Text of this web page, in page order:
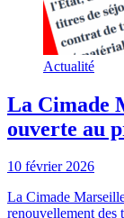
Actualité
La Cimade
ouverte au
10 février 2026
La Cimade
renouvellement des